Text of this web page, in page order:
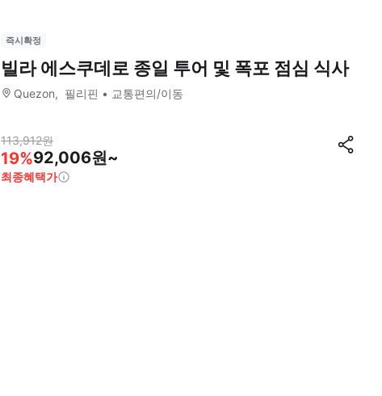
즉시확정
빌라 에스쿠데로 종일 투어 및 폭포 점심 식사
Quezon 필리핀 교통편의/이동
113,912원
19%92,006원~
최종혜택가